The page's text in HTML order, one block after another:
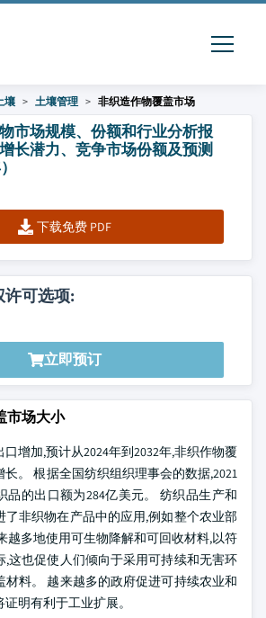
壤 土壤管理 非织造作物覆盖市场
市场规模、份额和行业分析报
长潜力、竞争市场份额及预测
下载免费 PDF
许可选项:
立即预订
市场大小
增加,预计从2024年到2032年,非织作物覆
。 根据全国纺织组织理事会的数据,2021
品的出口额为284亿美元。 纺织品生产和
了非织物在产品中的应用,例如整个农业部
越多地使用可生物降解和可回收材料,以符
,这也促使人们倾向于采用可持续和无害环
材料。 越来越多的政府促进可持续农业和
明有利于工业扩展。